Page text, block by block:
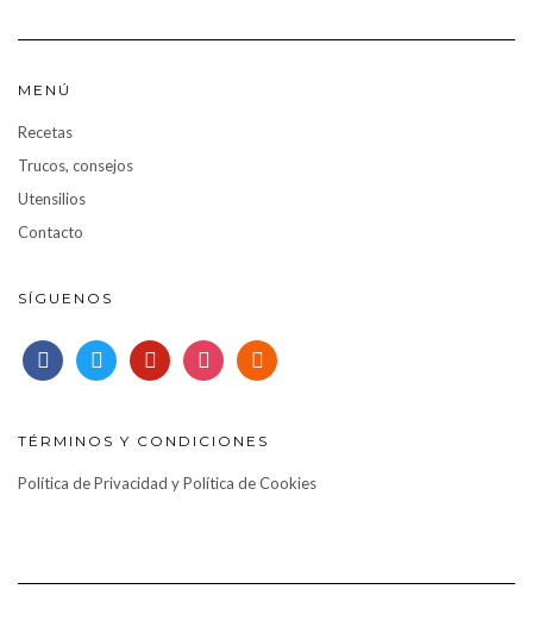
MENÚ
Recetas
Trucos, consejos
Utensilios
Contacto
SÍGUENOS
facebooktwitter pinterestinstagramrss
TÉRMINOS Y CONDICIONES
Política de Privacidad y Política de Cookies